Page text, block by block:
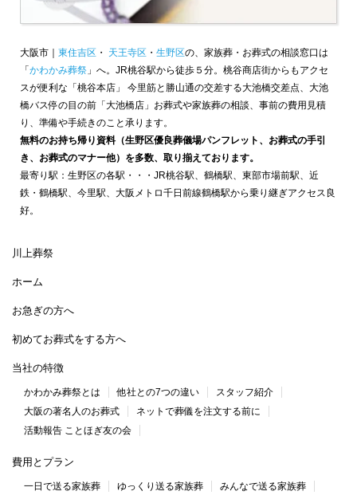
大阪市｜ 東住吉区 ・ 天王寺区 ・ 生野区の、家族葬・お葬式の相談窓口は
「かわかみ葬祭 」へ。JR桃谷駅から徒歩５分。桃谷商店街からもアクセ
スが便利な「桃谷本店」 今里筋と勝山通の交差する大池橋交差点、大池
橋バス停の目の前「大池橋店」お葬式や家族葬の相談、事前の費用見積
り、準備や手続きのこと承ります。
無料のお持ち帰り資料（生野区優良葬儀場パンフレット、お葬式の手引
き、お葬式のマナー他）を多数、取り揃えております。
最寄り駅：生野区の各駅・・・JR桃谷駅、鶴橋駅、東部市場前駅、近
鉄・鶴橋駅、今里駅、大阪メトロ千日前線鶴橋駅から乗り継ぎアクセス良
好。
川上葬祭
ホーム
お急ぎの方へ
初めてお葬式をする方へ
当社の特徴
かわかみ葬祭とは 他社との7つの違い
スタッフ紹介
大阪の著名人のお葬式
ネットで葬儀を注文する前に
活動報告 ことほぎ友の会
費用とプラン
一日で送る家族葬 ゆっくり送る家族葬
みんなで送る家族葬